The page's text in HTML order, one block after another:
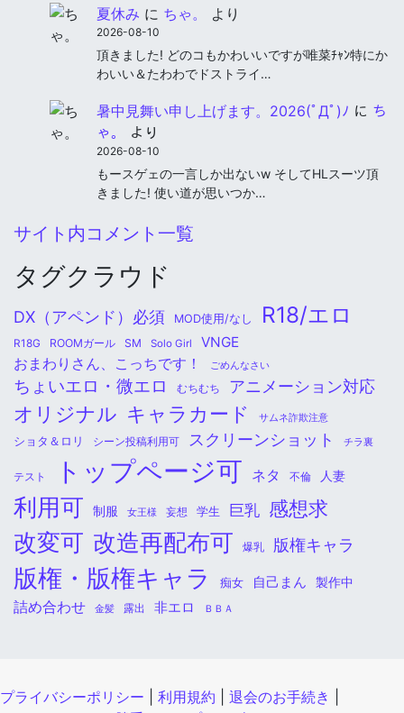
夏休み に ちゃ。 より
2026-08-10
頂きました! どのコもかわいいですが唯菜ﾁｬﾝ特にか
わいい＆たわわでドストライ…
暑中見舞い申し上げます。2026(ﾟДﾟ)ﾉ に ち
ゃ。
より
2026-08-10
もースゲェの一言しか出ないw そしてHLスーツ頂
きました! 使い道が思いつか…
サイト内コメント一覧
タグクラウド
DX（アペンド）必須 MOD使用/なし R18/エロ
R18G ROOMガール SM Solo Girl VNGE
おまわりさん、こっちです！ ごめんなさい
ちょいエロ・微エロ むちむち アニメーション対応
オリジナル キャラカード サムネ詐欺注意
ショタ＆ロリ シーン投稿利用可 スクリーンショット チラ裏
テスト トップページ可 ネタ 不倫 人妻
利用可 制服 女王様 妄想 学生 巨乳 感想求
改変可 改造再配布可 爆乳 版権キャラ
版権・版権キャラ 痴女 自己まん 製作中
詰め合わせ 金髪 露出 非エロ ＢＢＡ
プライバシーポリシー 利用規約 退会のお手続き